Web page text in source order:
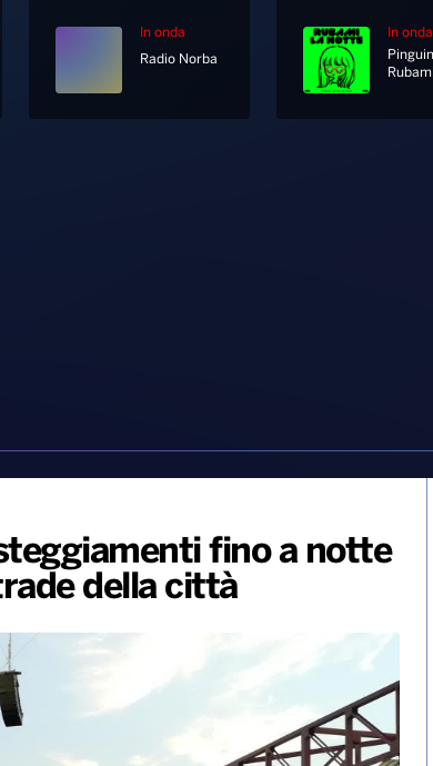
In onda
Radio Norba
In onda
fino a notte
della città